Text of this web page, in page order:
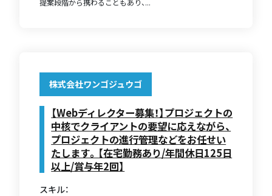
提案段階から携わることもあり、...
株式会社ワンゴジュウゴ
【Webディレクター募集！】プロジェクトの
中核でクライアントの要望に応えながら、
プロジェクトの進行管理などをお任せい
たします。【在宅勤務あり/年間休日125日
以上/賞与年2回】
スキル：